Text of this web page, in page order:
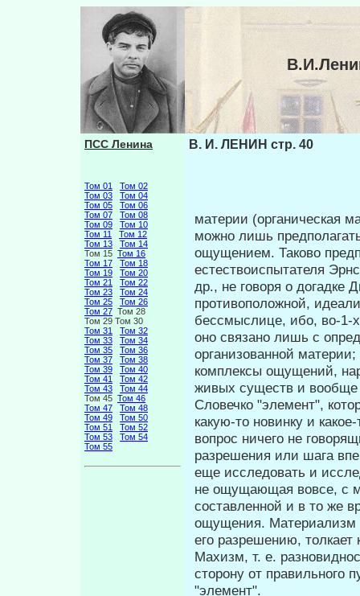
ПСС Ленина
Том 01
Том 02
Том 03
Том 04
Том 05
Том 06
Том 07
Том 08
Том 09
Том 10
Том 11
Том 12
Том 13
Том 14
Том 15 Том 16
Том 17
Том 18
Том 19
Том 20
Том 21
Том 22
Том 23
Том 24
Том 25
Том 26
Том 27 Том 28
Том 29 Том 30
Том 31
Том 32
Том 33
Том 34
Том 35
Том 36
Том 37
Том 38
Том 39
Том 40
Том 41
Том 42
Том 43
Том 44
Том 45 Том 46
Том 47
Том 48
Том 49
Том 50
Том 51
Том 52
Том 53
Том 54
Том 55
В. И. ЛЕНИН стр. 40
материи (органическая
можно лишь
ощущением. Таково
естествоиспытателя
др., не говоря о
противоположной,
бессмыслице, ибо, во-1-
оно свя­зано лишь с
организованной
комплексы ощущений,
живых существ и вообще
Словечко "элемент",
ка­кую-то новинку и
вопрос ничего не
разрешения или шага
еще исследовать и
не ощущающая вовсе, с
составленной и в то же
ощущения. Материализм
его разрешению,
Ма­хизм, т. е.
сторону от правильного
"элемент".